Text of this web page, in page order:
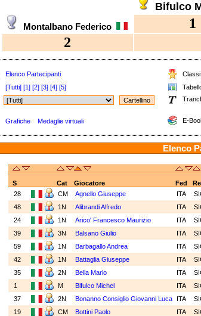
Bifulco
Montalbano Federico 1
2
Elenco Partecipanti
[Tutti] [1] [2] [3] [4] [5]
Grafiche Medaglie virtuali E-
Elenco
S
Cat Giocatore Fed
28
CM Agnello Giuseppe ITA
48
1N Alibrandi Alfredo ITA
24
1N Arico' Francesco Maurizio ITA
39
3N Balsano Giulio ITA
59
1N Barbagallo Andrea ITA
42
1N Battaglia Giuseppe ITA
35
2N Bella Mario ITA
1
M Bifulco Michel ITA
37
2N Bonanno Consiglio Giovanni Luca ITA
19
CM Bottini Paolo ITA